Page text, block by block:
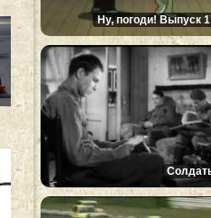
Ну, погоди! Выпуск